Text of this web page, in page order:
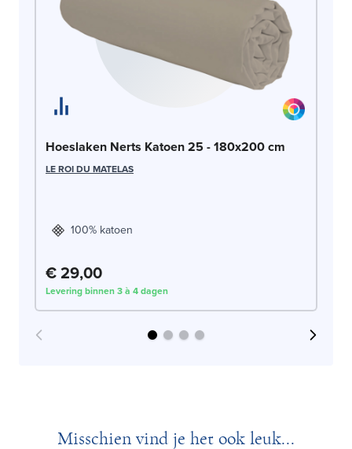
Hoeslaken Nerts Katoen 25 - 180x200 cm
LE ROI DU MATELAS
100% katoen
€ 29,00
Levering binnen 3 à 4 dagen
Misschien vind je het ook leuk...